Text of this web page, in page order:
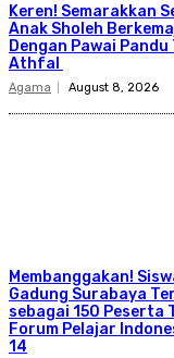
Keren! Semarakkan
Anak Sholeh
Dengan Pawai Pandu
Athfal
Agama August 8, 2026
Membanggakan!
Gadung Surabaya
sebagai 150 Peserta
Forum Pelajar
14